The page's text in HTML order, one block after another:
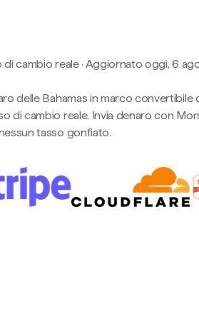
di cambio reale· Aggiornato oggi, 6
delle Bahamas in marco convertibile
di cambio reale. Invia denaro con
tasso gonfiato.